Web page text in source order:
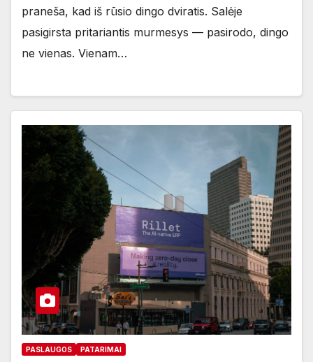
praneša, kad iš rūsio dingo dviratis. Salėje
pasigirsta pritariantis murmesys — pasirodo, dingo
ne vienas. Vienam…
PASLAUGOS PATARIMAI